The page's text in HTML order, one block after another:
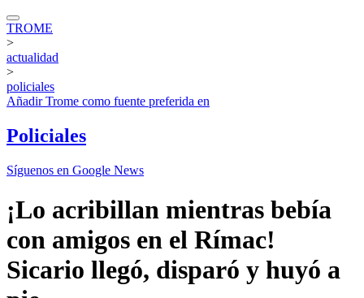
TROME
>
actualidad
>
policiales
AñadirTrome como fuente preferida en
Policiales
Síguenos en Google News
¡Lo acribillan mientras bebía
con amigos en el Rímac!
Sicario llegó, disparó y huyó a